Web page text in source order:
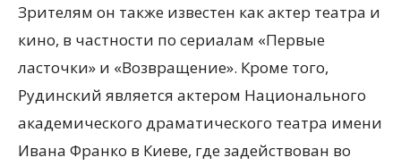
Зрителям он также известен как актер театра и
кино, в частности по сериалам «Первые
ласточки» и «Возвращение». Кроме того,
Рудинский является актером Национального
академического драматического театра имени
Ивана Франко в Киеве, где задействован во